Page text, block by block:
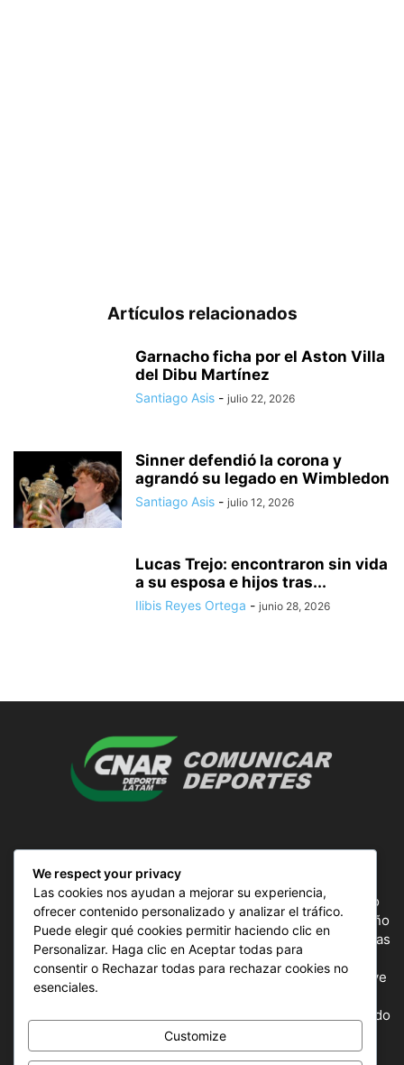
Artículos relacionados
Garnacho ficha por el Aston Villa
del Dibu Martínez
Santiago Asis - julio 22, 2026
Sinner defendió la corona y
agrandó su legado en Wimbledon
Santiago Asis - julio 12, 2026
Lucas Trejo: encontraron sin vida
a su esposa e hijos tras...
Ilibis Reyes Ortega - junio 28, 2026
ComunicAr Deportes es un proyecto de noticias creado
por el director y Productor argentino Ale Gordillo en el año
2018, perteneciente a CnAr Latam y MS Interactiva noticias
deportivas de todo el continente latinoamericano y el
mundo, todos los deportes en un solo sitio, donde se vive
la pasión por esta actividad, nuestros periodistas
capacitados para mostrar la información precisa del mundo
deportivo.
We respect your privacy
Las cookies nos ayudan a mejorar su experiencia,
ofrecer contenido personalizado y analizar el tráfico.
Puede elegir qué cookies permitir haciendo clic en
Personalizar. Haga clic en Aceptar todas para
consentir o Rechazar todas para rechazar cookies no
esenciales.
Customize